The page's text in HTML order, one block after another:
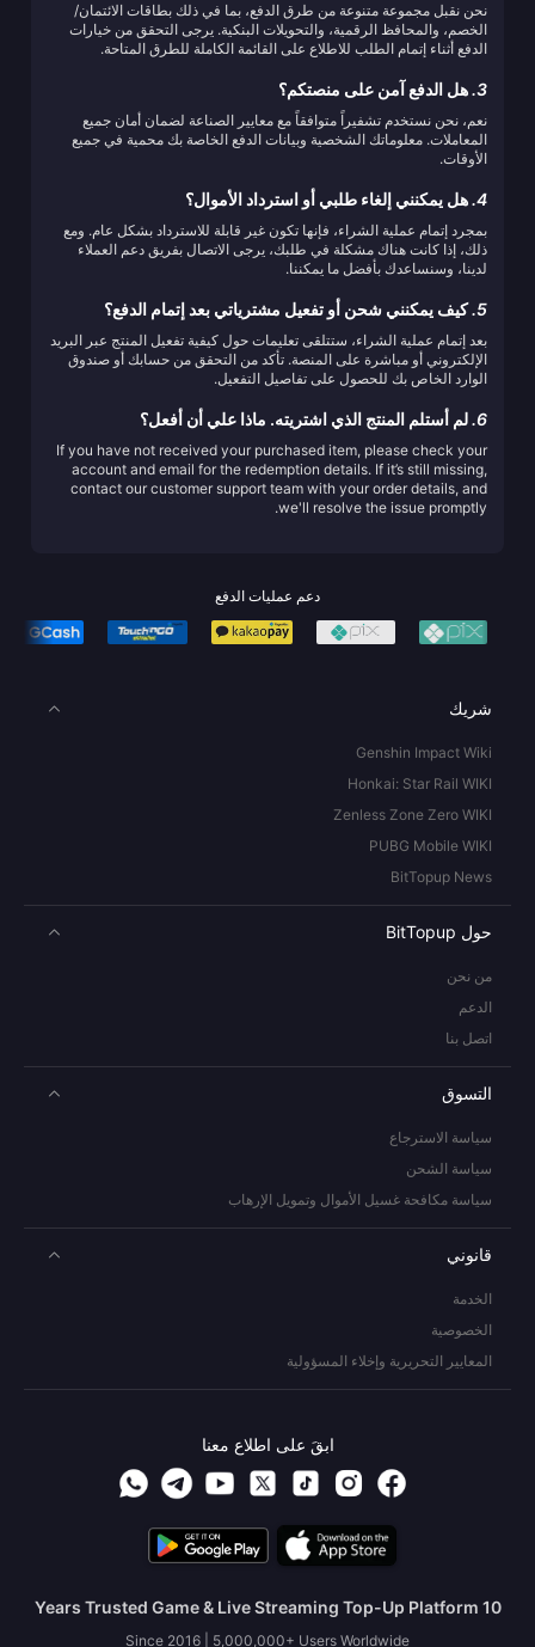
نحن نقبل مجموعة متنوعة من طرق الدفع، بما في ذلك بطاقات الائتمان/
الخصم، والمحافظ الرقمية، والتحويلات البنكية. يرجى التحقق من خيارات
الدفع أثناء إتمام الطلب للاطلاع على القائمة الكاملة للطرق المتاحة.
3. هل الدفع آمن على منصتكم؟
نعم، نحن نستخدم تشفيراً متوافقاً مع معايير الصناعة لضمان أمان جميع
المعاملات. معلوماتك الشخصية وبيانات الدفع الخاصة بك محمية في جميع
الأوقات.
4. هل يمكنني إلغاء طلبي أو استرداد الأموال؟
بمجرد إتمام عملية الشراء، فإنها تكون غير قابلة للاسترداد بشكل عام. ومع
ذلك، إذا كانت هناك مشكلة في طلبك، يرجى الاتصال بفريق دعم العملاء
لدينا، وسنساعدك بأفضل ما يمكننا.
5. كيف يمكنني شحن أو تفعيل مشترياتي بعد إتمام الدفع؟
بعد إتمام عملية الشراء، ستتلقى تعليمات حول كيفية تفعيل المنتج عبر البريد
الإلكتروني أو مباشرة على المنصة. تأكد من التحقق من حسابك أو صندوق
الوارد الخاص بك للحصول على تفاصيل التفعيل.
6. لم أستلم المنتج الذي اشتريته. ماذا علي أن أفعل؟
If you have not received your purchased item, please check your
account and email for the redemption details. If it’s still missing,
contact our customer support team with your order details, and
we'll resolve the issue promptly.
دعم عمليات الدفع
شريك
Genshin Impact Wiki
Honkai: Star Rail WIKI
Zenless Zone Zero WIKI
PUBG Mobile WIKI
BitTopup News
حول BitTopup
من نحن
الدعم
اتصل بنا
التسوق
سياسة الاسترجاع
سياسة الشحن
سياسة مكافحة غسيل الأموال وتمويل الإرهاب
قانوني
الخدمة
الخصوصية
المعايير التحريرية وإخلاء المسؤولية
ابقَ على اطلاع معنا
10 Years Trusted Game & Live Streaming Top-Up Platform
Since 2016 | 5,000,000+ Users Worldwide